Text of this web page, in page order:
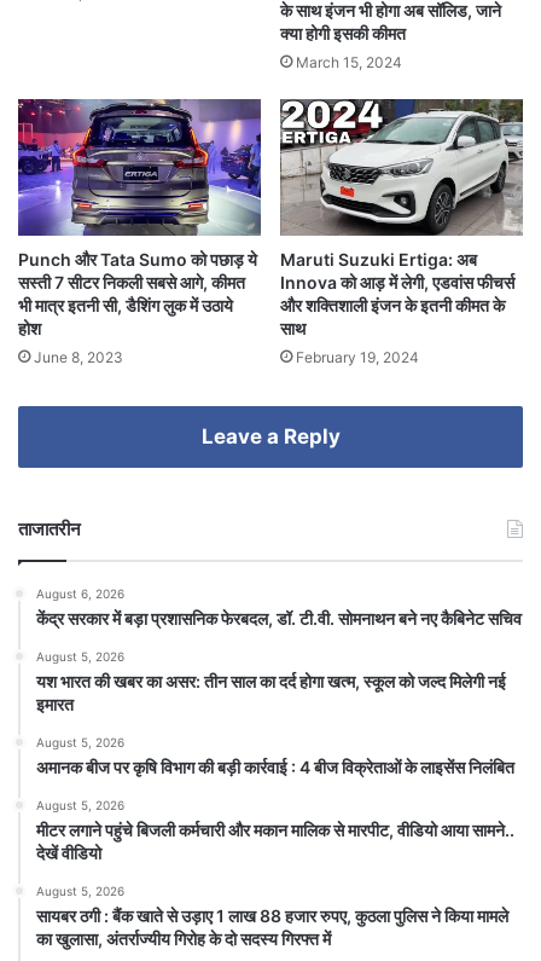
के साथ इंजन भी होगा अब सॉलिड, जाने
क्या होगी इसकी कीमत
March 15, 2024
Punch और Tata Sumo को पछाड़ ये
सस्ती 7 सीटर निकली सबसे आगे, कीमत
भी मात्र इतनी सी, डैशिंग लुक में उठाये
होश
June 8, 2023
Maruti Suzuki Ertiga: अब
Innova को आड़ में लेगी, एडवांस फीचर्स
और शक्तिशाली इंजन के इतनी कीमत के
साथ
February 19, 2024
Leave a Reply
ताजातरीन
August 6, 2026
केंद्र सरकार में बड़ा प्रशासनिक फेरबदल, डॉ. टी.वी. सोमनाथन बने नए कैबिनेट सचिव
August 5, 2026
यश भारत की खबर का असर: तीन साल का दर्द होगा खत्म, स्कूल को जल्द मिलेगी नई
इमारत
August 5, 2026
अमानक बीज पर कृषि विभाग की बड़ी कार्रवाई : 4 बीज विक्रेताओं के लाइसेंस निलंबित
August 5, 2026
मीटर लगाने पहुंचे बिजली कर्मचारी और मकान मालिक से मारपीट, वीडियो आया सामने..
देखें वीडियो
August 5, 2026
सायबर ठगी : बैंक खाते से उड़ाए 1 लाख 88 हजार रुपए, कुठला पुलिस ने किया मामले
का खुलासा, अंतर्राज्यीय गिरोह के दो सदस्य गिरफ्त में